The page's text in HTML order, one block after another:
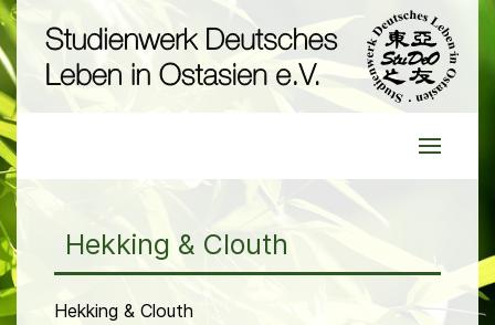
Hekking & Clouth
Hekking & Clouth